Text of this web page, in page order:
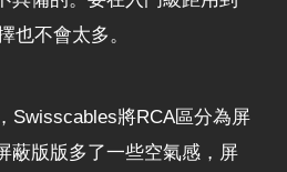
也不會太多。
Swisscables將RCA區分為屏
蔽版版多了一些空氣感，屏